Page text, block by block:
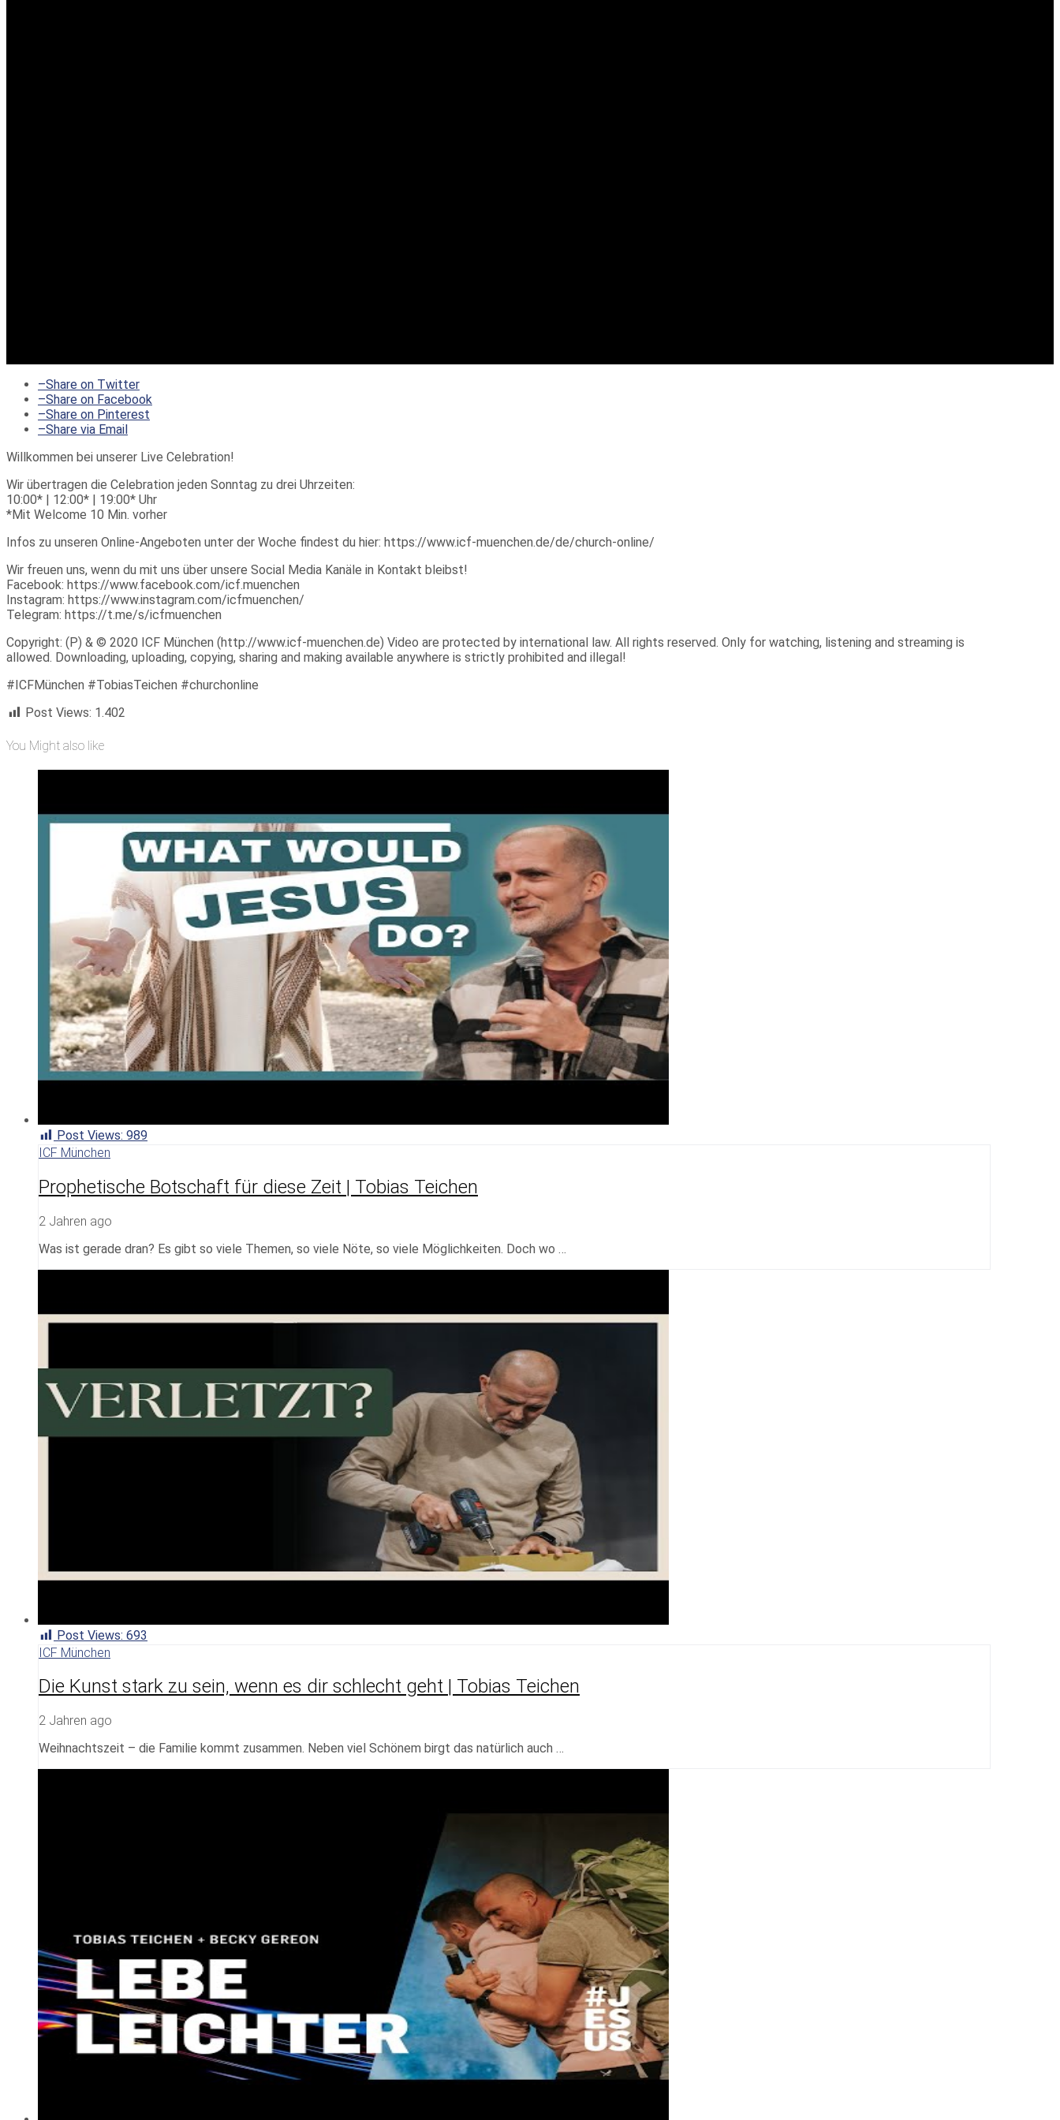
–Share on Twitter
–Share on Facebook
–Share on Pinterest
–Share via Email
Willkommen bei unserer Live Celebration!
Wir übertragen die Celebration jeden Sonntag zu drei Uhrzeiten:
10:00* | 12:00* | 19:00* Uhr
*Mit Welcome 10 Min. vorher
Infos zu unseren Online-Angeboten unter der Woche findest du hier: https://www.icf-muenchen.de/de/church-online/
Wir freuen uns, wenn du mit uns über unsere Social Media Kanäle in Kontakt bleibst!
Facebook: https://www.facebook.com/icf.muenchen
Instagram: https://www.instagram.com/icfmuenchen/
Telegram: https://t.me/s/icfmuenchen
Copyright: (P) & © 2020 ICF München (http://www.icf-muenchen.de) Video are protected by international law. All rights reserved. Only for watching, listening and streaming is
allowed. Downloading, uploading, copying, sharing and making available anywhere is strictly prohibited and illegal!
#ICFMünchen #TobiasTeichen #churchonline
Post Views: 1.402
You Might also like
Post Views: 989
ICF München
Prophetische Botschaft für diese Zeit | Tobias Teichen
2 Jahren ago
Was ist gerade dran? Es gibt so viele Themen, so viele Nöte, so viele Möglichkeiten. Doch wo …
Post Views: 693
ICF München
Die Kunst stark zu sein, wenn es dir schlecht geht | Tobias Teichen
2 Jahren ago
Weihnachtszeit – die Familie kommt zusammen. Neben viel Schönem birgt das natürlich auch …